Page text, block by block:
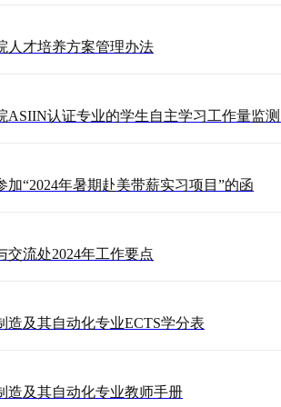
人才培养方案管理办法
ASIIN认证专业的学生自主学习工作量监
加“2024年暑期赴美带薪实习项目”的函
交流处2024年工作要点
造及其自动化专业ECTS学分表
造及其自动化专业教师手册